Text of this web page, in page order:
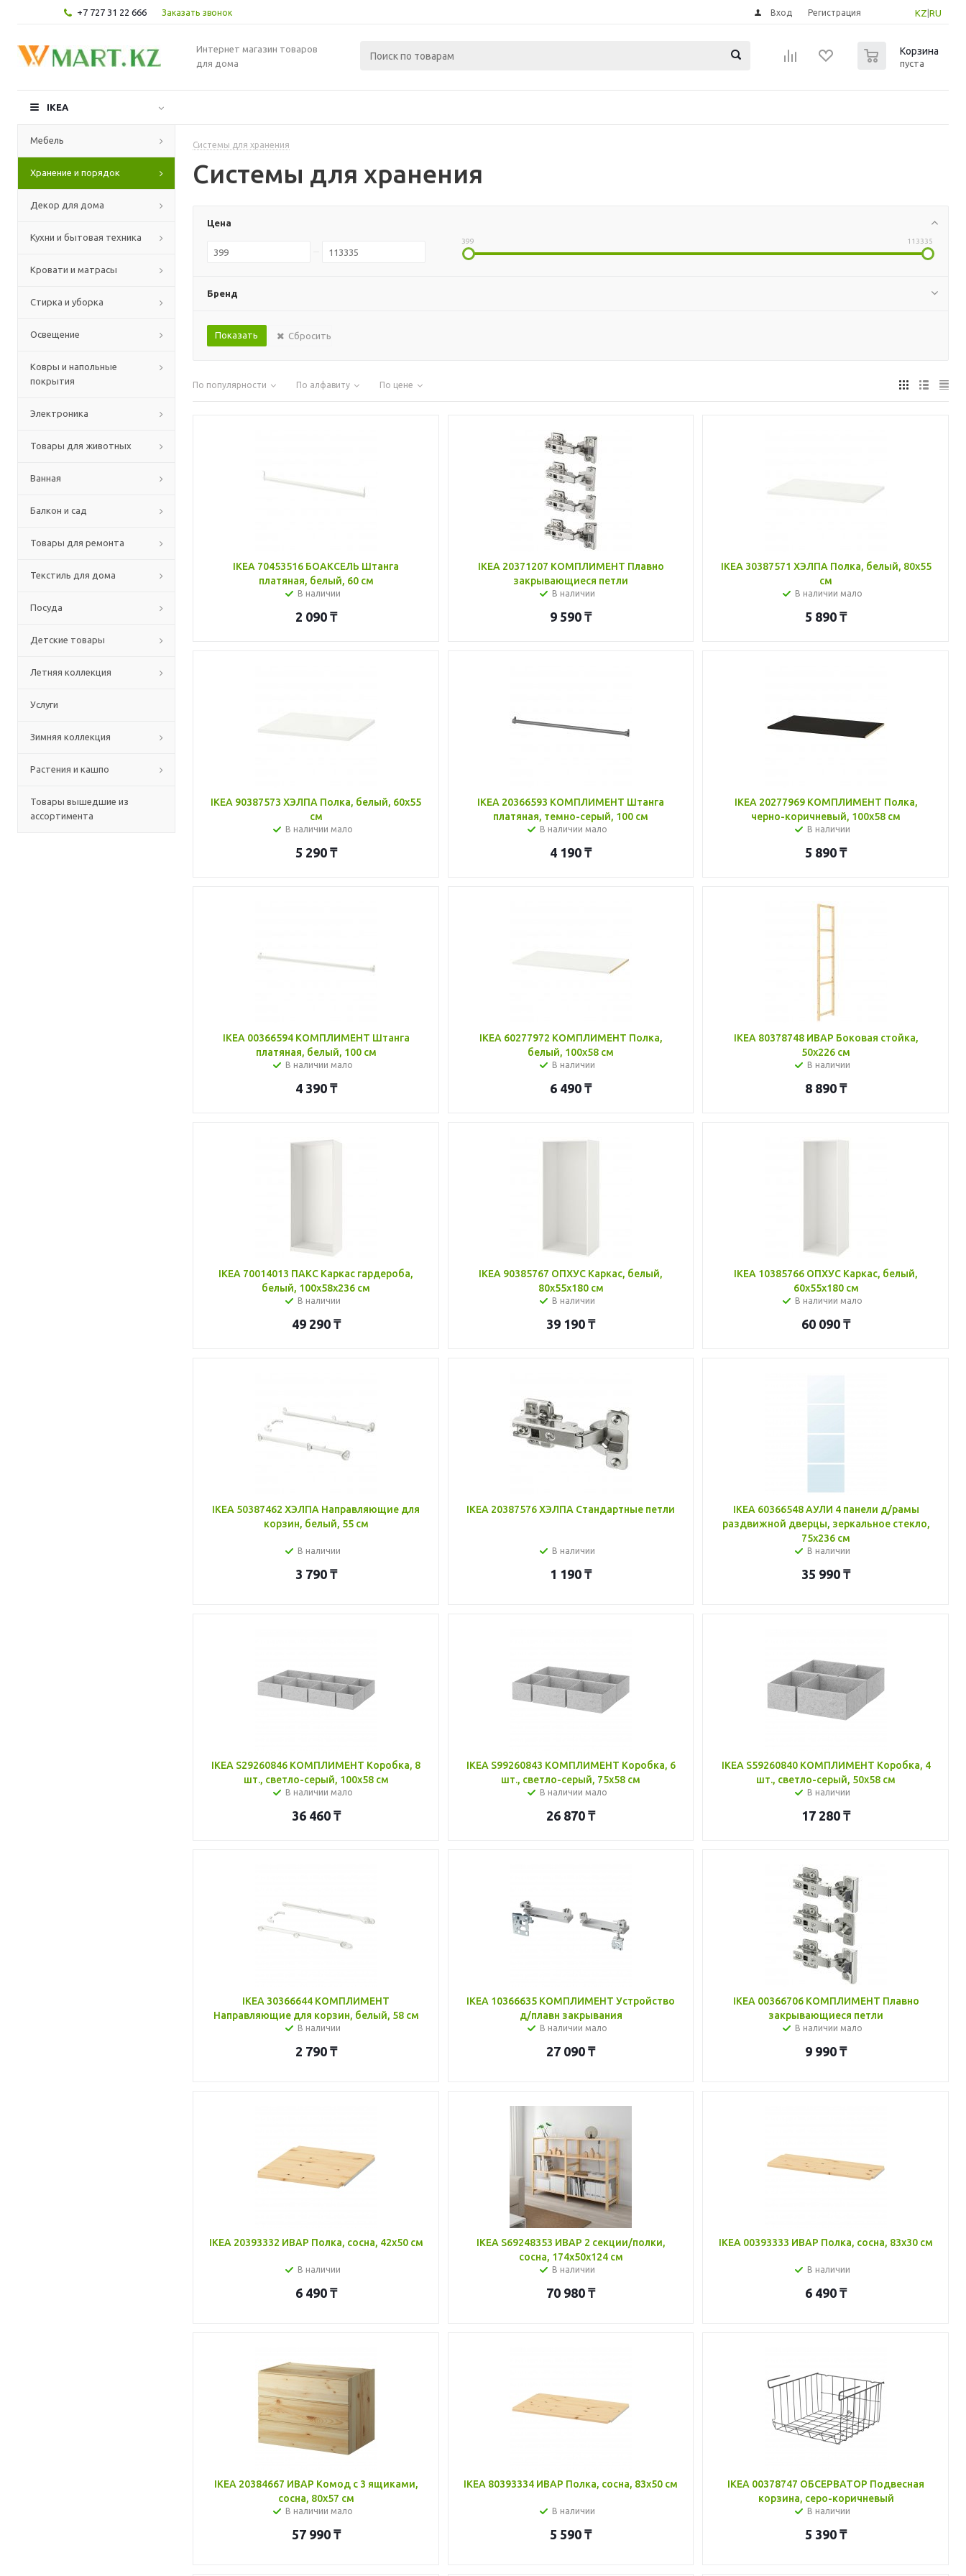
+7 727 31 22 666 Заказать звонок KZ RU
Вход Регистрация
Интернет магазин товаров
для дома
Корзина
пуста
IKEA
Мебель
Хранение и порядок
Декор для дома
Кухни и бытовая техника
Кровати и матрасы
Стирка и уборка
Освещение
Ковры и напольные
покрытия
Электроника
Товары для животных
Ванная
Балкон и сад
Товары для ремонта
Текстиль для дома
Посуда
Детские товары
Летняя коллекция
Услуги
Зимняя коллекция
Растения и кашпо
Товары вышедшие из
ассортимента
Системы для хранения
Системы для хранения
Цена
399 113335
Бренд
Сбросить
По популярности По алфавиту По цене
IKEA 70453516 БОАКСЕЛЬ Штанга
платяная, белый, 60 см
В наличии
2 090₸
IKEA 20371207 КОМПЛИМЕНТ Плавно
закрывающиеся петли
В наличии
9 590 ₸
IKEA 30387571 ХЭЛПА Полка, белый, 80x55
см
В наличии мало
5 890 ₸
IKEA 90387573 ХЭЛПА Полка, белый, 60x55
см
В наличии мало
5 290₸
IKEA 20366593 КОМПЛИМЕНТ Штанга
платяная, темно-серый, 100 см
В наличии мало
4 190 ₸
IKEA 20277969 КОМПЛИМЕНТ Полка,
черно-коричневый, 100x58 см
В наличии
5 890 ₸
IKEA 00366594 КОМПЛИМЕНТ Штанга
платяная, белый, 100 см
В наличии мало
4 390₸
IKEA 60277972 КОМПЛИМЕНТ Полка,
белый, 100x58 см
В наличии
6 490 ₸
IKEA 80378748 ИВАР Боковая стойка,
50x226 см
В наличии
8 890 ₸
IKEA 70014013 ПАКС Каркас гардероба,
белый, 100x58x236 см
В наличии
49 290₸
IKEA 90385767 ОПХУС Каркас, белый,
80x55x180 см
В наличии
39 190 ₸
IKEA 10385766 ОПХУС Каркас, белый,
60x55x180 см
В наличии мало
60 090 ₸
IKEA 50387462 ХЭЛПА Направляющие для
корзин, белый, 55 см
В наличии
3 790₸
IKEA 20387576 ХЭЛПА Стандартные петли
В наличии
1 190 ₸
IKEA 60366548 АУЛИ 4 панели д/рамы
раздвижной дверцы, зеркальное стекло,
75x236 см
В наличии
35 990 ₸
IKEA S29260846 КОМПЛИМЕНТ Коробка, 8
шт., светло-серый, 100x58 см
В наличии мало
36 460₸
IKEA S99260843 КОМПЛИМЕНТ Коробка, 6
шт., светло-серый, 75x58 см
В наличии мало
26 870 ₸
IKEA S59260840 КОМПЛИМЕНТ Коробка, 4
шт., светло-серый, 50x58 см
В наличии
17 280 ₸
IKEA 30366644 КОМПЛИМЕНТ
Направляющие для корзин, белый, 58 см
В наличии
2 790₸
IKEA 10366635 КОМПЛИМЕНТ Устройство
д/плавн закрывания
В наличии мало
27 090 ₸
IKEA 00366706 КОМПЛИМЕНТ Плавно
закрывающиеся петли
В наличии мало
9 990 ₸
IKEA 20393332 ИВАР Полка, сосна, 42x50 см
В наличии
6 490₸
IKEA S69248353 ИВАР 2 секции/полки,
сосна, 174x50x124 см
В наличии
70 980 ₸
IKEA 00393333 ИВАР Полка, сосна, 83x30 см
В наличии
6 490 ₸
IKEA 20384667 ИВАР Комод с 3 ящиками,
сосна, 80x57 см
В наличии мало
57 990₸
IKEA 80393334 ИВАР Полка, сосна, 83x50 см
В наличии
5 590 ₸
IKEA 00378747 ОБСЕРВАТОР Подвесная
корзина, серо-коричневый
В наличии
5 390 ₸